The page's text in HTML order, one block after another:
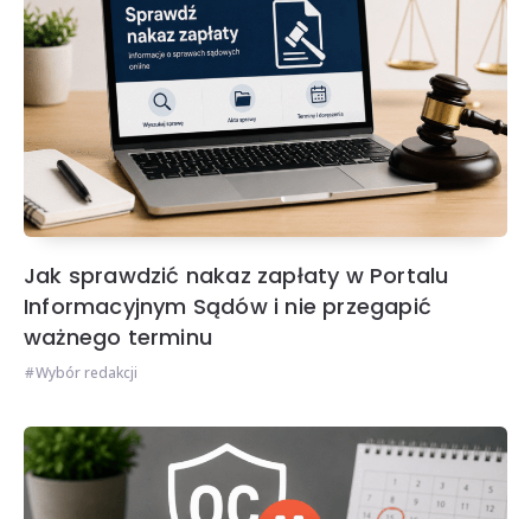
Jak sprawdzić nakaz zapłaty w Portalu
Informacyjnym Sądów i nie przegapić
ważnego terminu
Wybór redakcji